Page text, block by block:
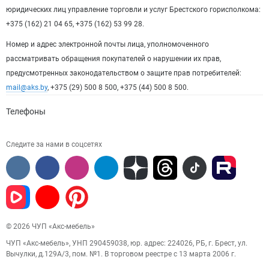
юридических лиц управление торговли и услуг Брестского горисполкома:
+375 (162) 21 04 65, +375 (162) 53 99 28.
Номер и адрес электронной почты лица, уполномоченного
рассматривать обращения покупателей о нарушении их прав,
предусмотренных законодательством о защите прав потребителей:
mail@aks.by, +375 (29) 500 8 500, +375 (44) 500 8 500.
Телефоны
Следите за нами в соцсетях
© 2026 ЧУП «Акс-мебель»
ЧУП «Акс-мебель», УНП 290459038, юр. адрес: 224026, РБ, г. Брест, ул.
Вычулки, д.129А/3, пом. №1. В торговом реестре с 13 марта 2006 г.